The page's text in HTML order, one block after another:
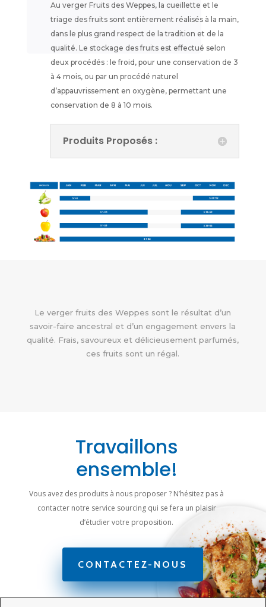
Au verger Fruits des Weppes, la cueillette et le
triage des fruits sont entièrement réalisés à la main,
dans le plus grand respect de la tradition et de la
qualité. Le stockage des fruits est effectué selon
deux procédés : le froid, pour une conservation de 3
à 4 mois, ou par un procédé naturel
d’appauvrissement en oxygène, permettant une
conservation de 8 à 10 mois.
Produits Proposés :
Le verger fruits des Weppes sont le résultat d’un
savoir-faire ancestral et d’un engagement envers la
qualité. Frais, savoureux et délicieusement parfumés,
ces fruits sont un régal.
Travaillons
ensemble!
Vous avez des produits à nous proposer ? N’hésitez pas à
contacter notre service sourcing qui se fera un plaisir
d’étudier votre proposition.
CONTACTEZ-NOUS